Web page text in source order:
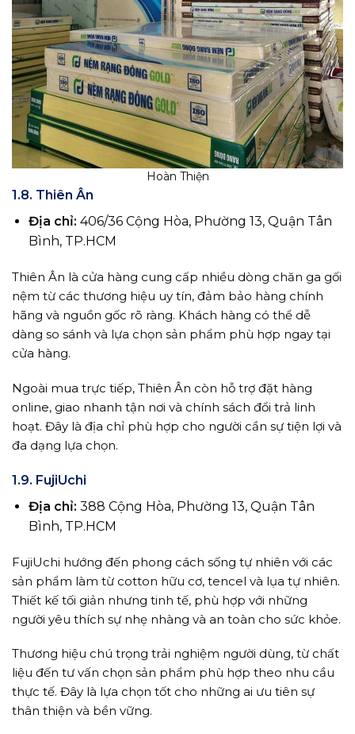
Hoàn Thiện
1.8. Thiên Ân
Địa chỉ: 406/36 Cộng Hòa, Phường 13, Quận Tân
Bình, TP.HCM
Thiên Ân là cửa hàng cung cấp nhiều dòng chăn ga gối
nệm từ các thương hiệu uy tín, đảm bảo hàng chính
hãng và nguồn gốc rõ ràng. Khách hàng có thể dễ
dàng so sánh và lựa chọn sản phẩm phù hợp ngay tại
cửa hàng.
Ngoài mua trực tiếp, Thiên Ân còn hỗ trợ đặt hàng
online, giao nhanh tận nơi và chính sách đổi trả linh
hoạt. Đây là địa chỉ phù hợp cho người cần sự tiện lợi và
đa dạng lựa chọn.
1.9. FujiUchi
Địa chỉ: 388 Cộng Hòa, Phường 13, Quận Tân
Bình, TP.HCM
FujiUchi hướng đến phong cách sống tự nhiên với các
sản phẩm làm từ cotton hữu cơ, tencel và lụa tự nhiên.
Thiết kế tối giản nhưng tinh tế, phù hợp với những
người yêu thích sự nhẹ nhàng và an toàn cho sức khỏe.
Thương hiệu chú trọng trải nghiệm người dùng, từ chất
liệu đến tư vấn chọn sản phẩm phù hợp theo nhu cầu
thực tế. Đây là lựa chọn tốt cho những ai ưu tiên sự
thân thiện và bền vững.